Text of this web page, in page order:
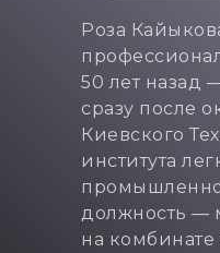
Роза
50 лет назад
сразу после
Киевского
института
должность —
на комбинате